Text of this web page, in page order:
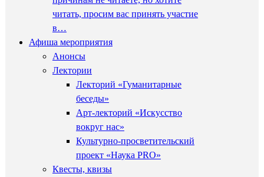
читать, просим вас принять участие
в…
Афиша мероприятия
Анонсы
Лектории
Лекторий «Гуманитарные
беседы»
Арт-лекторий «Искусство
вокруг нас»
Культурно-просветительский
проект «Наука PRO»
Квесты, квизы